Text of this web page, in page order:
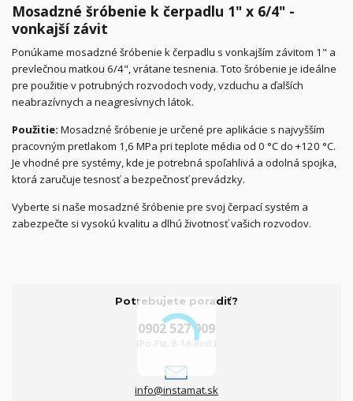
Mosadzné šróbenie k čerpadlu 1" x 6/4" -
vonkajší závit
Ponúkame mosadzné šróbenie k čerpadlu s vonkajším závitom 1" a
prevlečnou matkou 6/4", vrátane tesnenia. Toto šróbenie je ideálne
pre použitie v potrubných rozvodoch vody, vzduchu a ďalších
neabrazívnych a neagresívnych látok.
Použitie: Mosadzné šróbenie je určené pre aplikácie s najvyšším
pracovným pretlakom 1,6 MPa pri teplote média od 0 °C do +120 °C.
Je vhodné pre systémy, kde je potrebná spoľahlivá a odolná spojka,
ktorá zaručuje tesnosť a bezpečnosť prevádzky.
Vyberte si naše mosadzné šróbenie pre svoj čerpací systém a
zabezpečte si vysokú kvalitu a dlhú životnosť vašich rozvodov.
Potrebujete poradiť?
0902 527 909
(Po-Pia, 8-16 hod.)
info@instamat.sk